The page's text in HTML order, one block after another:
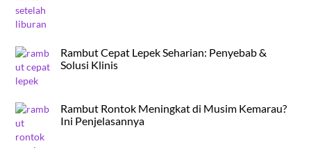
Rambut Cepat Lepek Seharian: Penyebab &
Solusi Klinis
Rambut Rontok Meningkat di Musim Kemarau?
Ini Penjelasannya